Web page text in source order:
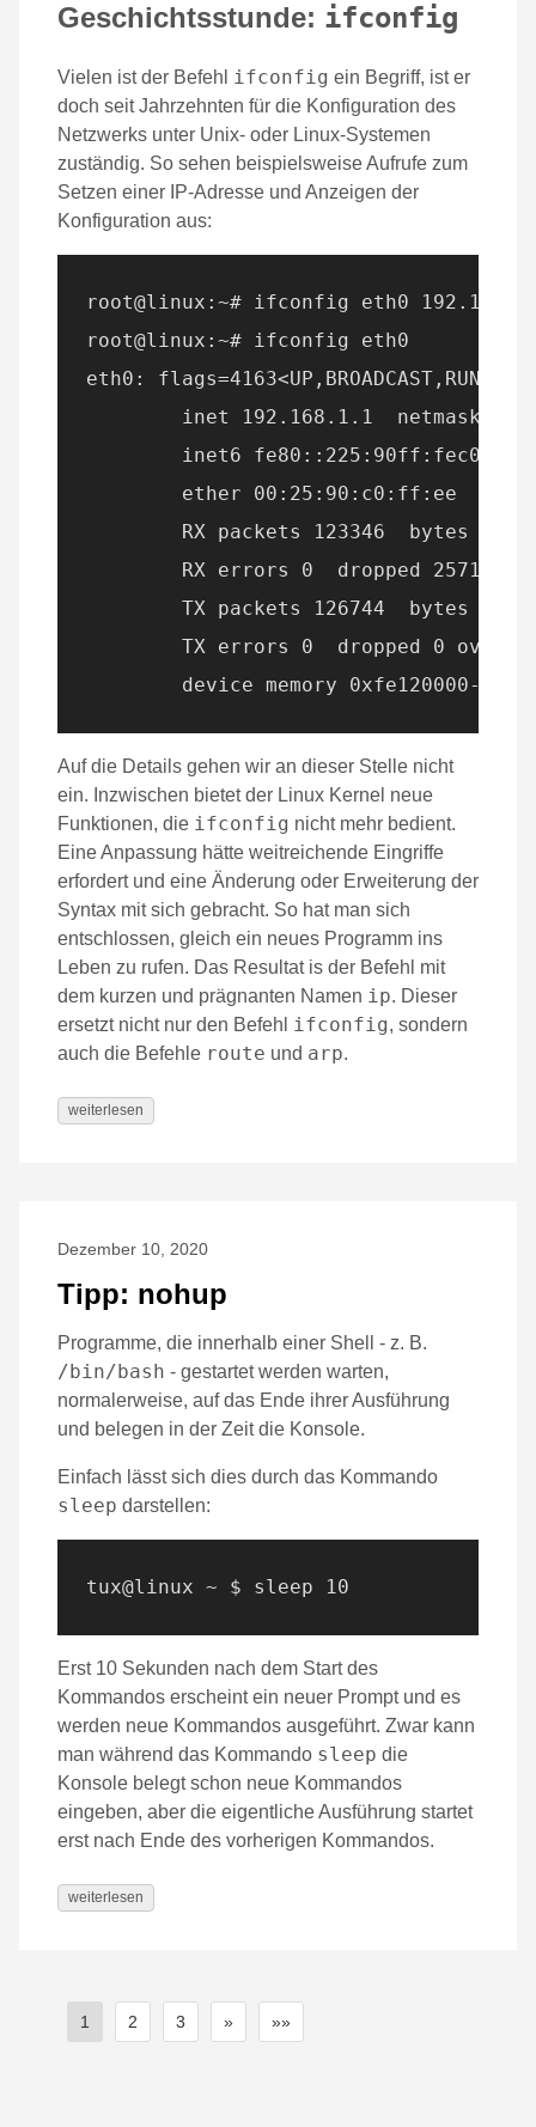
Geschichtsstunde: ifconfig
Vielen ist der Befehl ifconfig ein Begriff, ist er
doch seit Jahrzehnten für die Konfiguration des
Netzwerks unter Unix- oder Linux-Systemen
zuständig. So sehen beispielsweise Aufrufe zum
Setzen einer IP-Adresse und Anzeigen der
Konfiguration aus:
root@linux:~# ifconfig eth0
root@linux:~# ifconfig eth0
eth0:
inet 192.168.1.1  netmask
inet6
ether 00:25:90:c0:ff:ee
RX packets 123346  bytes
RX errors 0  dropped 2571
TX packets 126744  bytes
TX errors 0  dropped 0
Auf die Details gehen wir an dieser Stelle nicht
ein. Inzwischen bietet der Linux Kernel neue
Funktionen, die ifconfig nicht mehr bedient.
Eine Anpassung hätte weitreichende Eingriffe
erfordert und eine Änderung oder Erweiterung der
Syntax mit sich gebracht. So hat man sich
entschlossen, gleich ein neues Programm ins
Leben zu rufen. Das Resultat is der Befehl mit
dem kurzen und prägnanten Namen ip. Dieser
ersetzt nicht nur den Befehl ifconfig, sondern
auch die Befehle route und arp.
weiterlesen
Dezember 10, 2020
Tipp: nohup
Programme, die innerhalb einer Shell - z. B.
/bin/bash - gestartet werden warten,
normalerweise, auf das Ende ihrer Ausführung
und belegen in der Zeit die Konsole.
Einfach lässt sich dies durch das Kommando
sleep darstellen:
Erst 10 Sekunden nach dem Start des
Kommandos erscheint ein neuer Prompt und es
werden neue Kommandos ausgeführt. Zwar kann
man während das Kommando sleep die
Konsole belegt schon neue Kommandos
eingeben, aber die eigentliche Ausführung startet
erst nach Ende des vorherigen Kommandos.
weiterlesen
1 2 3 » »»